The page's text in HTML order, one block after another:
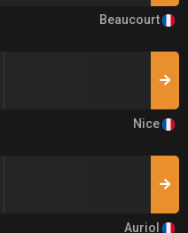
Beaucourt
Nice
Auriol